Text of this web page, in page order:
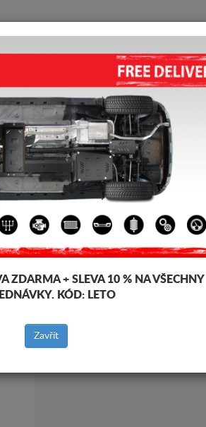
HOME DOPRAVA FEEDBACK
pro vozidla Peugeot, model Peugeot 301,
za přijatelné ceny. Kryt pod motor
ZDARMA + SLEVA 10 % NA VŠECHNY
KÓD: LETO
Zavřít